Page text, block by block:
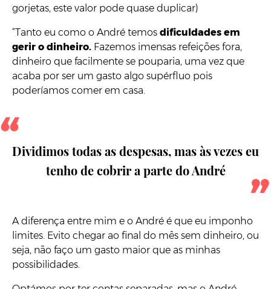
gorjetas, este valor pode quase duplicar)
“Tanto eu como o André temos dificuldades em
gerir o dinheiro. Fazemos imensas refeições fora,
dinheiro que facilmente se pouparia, uma vez que
acaba por ser um gasto algo supérfluo pois
poderíamos comer em casa.
Dividimos todas as despesas, mas às vezes eu
tenho de cobrir a parte do André
A diferença entre mim e o André é que eu imponho
limites. Evito chegar ao final do mês sem dinheiro, ou
seja, não faço um gasto maior que as minhas
possibilidades.